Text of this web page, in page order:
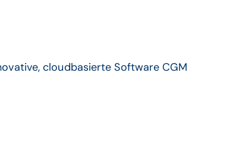
cloudbasierte Software CGM